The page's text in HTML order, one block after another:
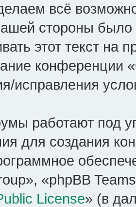
всё
стороны
этот текст на
конференции
исправления
работают под
для создания
«phpBB
License» (в